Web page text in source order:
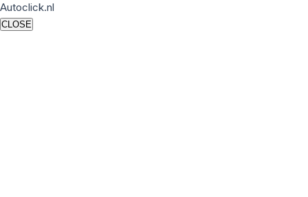
Autoclick.nl
CLOSE